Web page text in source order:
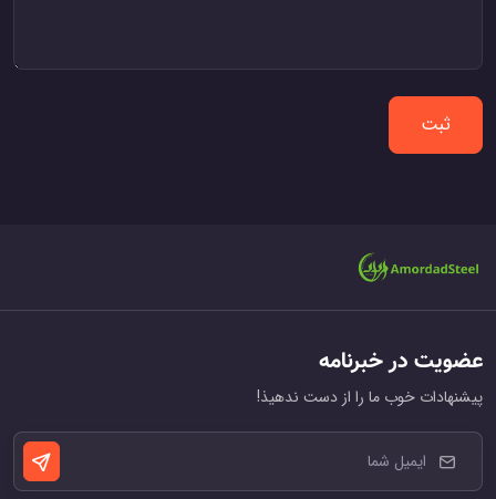
ثبت
عضویت در خبرنامه
پیشنهادات خوب ما را از دست ندهیذ!